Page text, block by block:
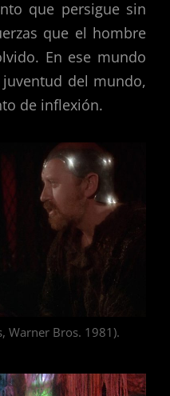
que persigue sin
que el hombre
En ese mundo
del mundo,
de inflexión.
Warner Bros. 1981).